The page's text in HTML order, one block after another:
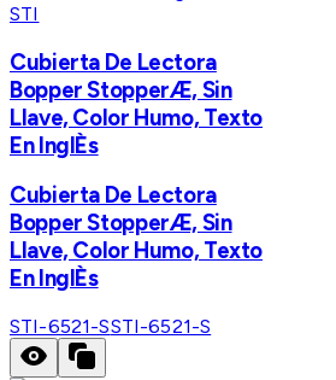
STI
Cubierta De Lectora
Bopper StopperÆ, Sin
Llave, Color Humo, Texto
En InglÈs
Cubierta De Lectora
Bopper StopperÆ, Sin
Llave, Color Humo, Texto
En InglÈs
STI-6521-SSTI-6521-S